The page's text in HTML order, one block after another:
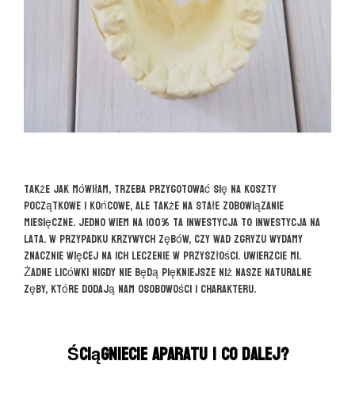
Także jak mówiłam, trzeba przygotować się na koszty
początkowe i końcowe, ale także na stałe zobowiązanie
miesięczne. Jedno wiem na 100% ta inwestycja to inwestycja na
lata. W przypadku krzywych zębów, czy wad zgryzu wydamy
znacznie więcej na ich leczenie w przyszłości. Uwierzcie mi.
Żadne licówki nigdy nie będą piękniejsze niż nasze naturalne
zęby, które dodają nam osobowości i charakteru.
Ściągniecie aparatu i co dalej?